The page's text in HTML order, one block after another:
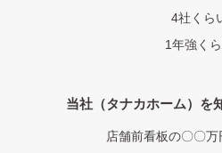
4社くら
1年強く
当社（タナカホーム）を
店舗前看板の〇〇万